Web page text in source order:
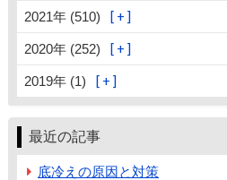
2021年 (510)
2020年 (252)
2019年 (1)
最近の記事
底冷えの原因と対策